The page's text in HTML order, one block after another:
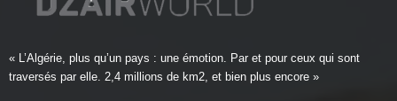
« L’Algérie, plus qu’un pays : une émotion. Par et pour ceux qui sont
traversés par elle. 2,4 millions de km2, et bien plus encore »